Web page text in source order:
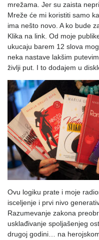
mrežama. Jer su zaista
Mreže će mi koristiti samo
ima nešto novo. A ko bude
Klika na link. Od moje
ukucaju barem 12 slova
neka nastave lakšim
življi put. I to dodajem u
Ovu logiku prate i moje
isceljenje i prvi nivo
Razumevanje zakona
usklađivanje spoljašenjeg
drugoj godini… na